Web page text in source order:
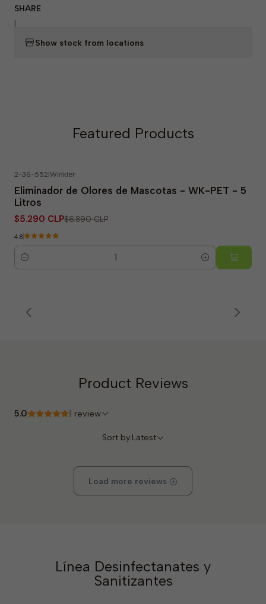
SHARE
|
Show stock from locations
Featured Products
2-36-552|Winkler
Eliminador de Olores de Mascotas - WK-PET - 5
Litros
$5.290 CLP$6.890 CLP
4.8
Quantity
Product Reviews
5.0 1 review
Sort by:Latest
Load more reviews
Línea Desinfectanates y
Sanitizantes